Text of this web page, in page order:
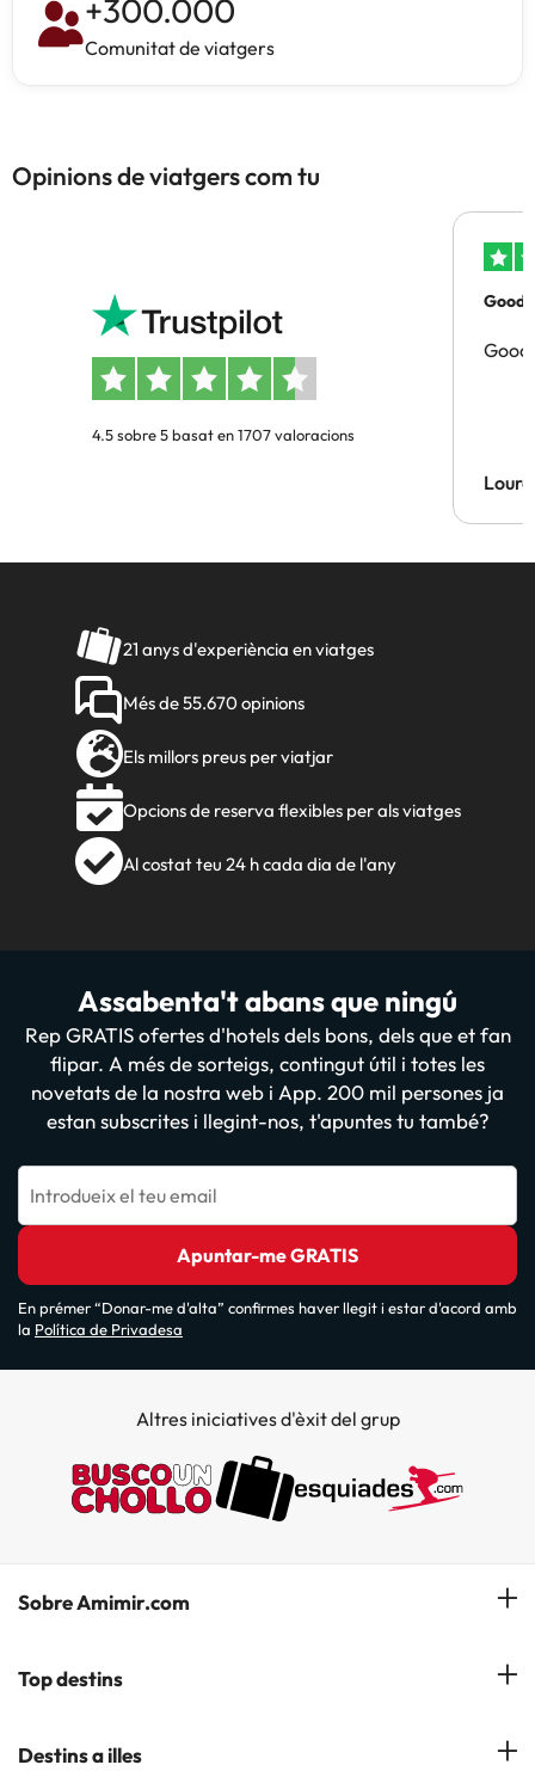
+300.000
Comunitat de viatgers
Opinions de viatgers com tu
4.5 sobre 5 basat en 1707 valoracions
Good
Good
21 anys d'experiència en viatges
Més de 55.670 opinions
Els millors preus per viatjar
Opcions de reserva flexibles per als viatges
Al costat teu 24 h cada dia de l'any
Assabenta't abans que ningú
Rep GRATIS ofertes d'hotels dels bons, dels que et fan
flipar. A més de sorteigs, contingut útil i totes les
novetats de la nostra web i App. 200 mil persones ja
estan subscrites i llegint-nos, t'apuntes tu també?
Introdueix el teu email
Apuntar-me GRATIS
En prémer “Donar-me d'alta” confirmes haver llegit i estar d'acord amb
la Política de Privadesa
Altres iniciatives d'èxit del grup
Sobre Amimir.com
¿Qui som?
Top destins
Hotels a Salou
Destins a illes